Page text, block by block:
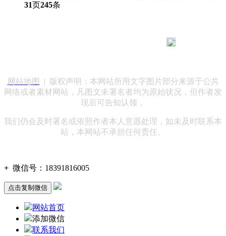
31页245条
网站地图
| 版权声明：本网站所用文字图片部分来源于公共
网络或者素材网站，凡图文未署名者均为原始状况，但作者发
现后可告知认领，
我们仍会及时署名或依照作者本人意愿处理，如未及时联系本
站，本网站不承担任何责任。
+ 微信号： 18391816005
点击复制微信
网站首页
添加微信
联系我们